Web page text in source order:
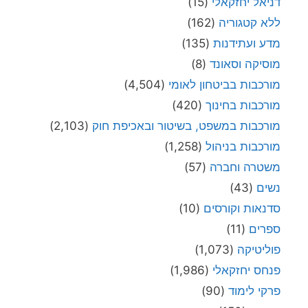
ללא קטגוריה (162)
מדע ועתידנות (135)
מוסיקה וסאונד (8)
מורכבות בביטחון לאומי (4,504)
מורכבות בחינוך (420)
מורכבות במשפט, בשיטור ובאכיפת חוק (2,103)
מורכבות בניהול (1,258)
משטרה וחברה (57)
נשים (43)
סדנאות וקורסים (10)
ספרים (11)
פוליטיקה (1,073)
פנחס יחזקאלי (1,986)
פרקי לימוד (90)